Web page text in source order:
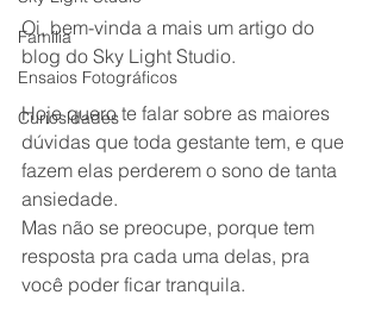
Família
Ensaios Fotográficos
Curiosidades
Oi, bem-vinda a mais um artigo do
blog do Sky Light Studio.
Hoje quero te falar sobre as maiores
dúvidas que toda gestante tem, e que
fazem elas perderem o sono de tanta
ansiedade.
Mas não se preocupe, porque tem
resposta pra cada uma delas, pra
você poder ficar tranquila.